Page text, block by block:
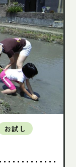
お試し